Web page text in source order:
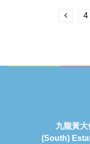
4
九龍黃大
(South)